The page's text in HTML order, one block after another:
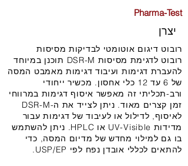
Pharma-Test
יצרן
רובוט דיגום אוטומטי לבדיקות מסיסות
רובוט לדגימת מסיסות DSR-M תוכנן במיוחד
להעברת דגימות ועיבוד דגימות מאמבט המסה
של 6 עד 12 כלי אחסון. מכשיר ייחודי
ורב-תכליתי זה מאפשר איסוף דגימות במרווחי
זמן קצרים מאוד. ניתן לצייד את ה-DSR-M
לאיסוף, לדילול או לעיבוד של דגימות עבור
מדידות UV-Visible או HPLC. ניתן להשתמש
בו גם למילוי מחדש של מדיום המסה, כדי
להתאים לכללי אובדן נפח לפי USP/EP.